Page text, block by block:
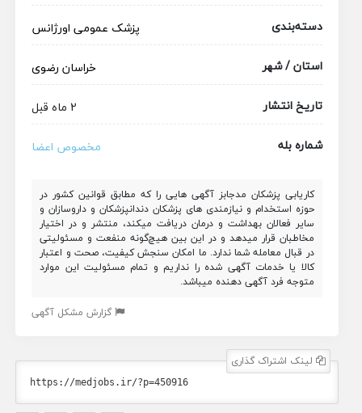
دسته‌بندی
پزشک عمومی اورژانس
استان / شهر
خراسان رضوی
تاریخ انتشار
2 ماه قبل
شماره بله
مخصوص اعضا
کاریابی پزشکان مدجابز آگهی هایی را که مطابق قوانین کشور در
حوزه استخدام و نیازمندی های پزشکان دندانپزشکان و داروسازان و
سایر فعالان بهداشت و درمان دریافت میکند، منتشر و در اختیار
مخاطبان قرار میدهد و در این بین هیچ‌گونه منفعت و مسئولیتی
در قبال معامله شما ندارد. ما امکان سنجش کیفیت، صحت و اعتبار
کالا یا خدمات آگهی شده را نداریم و تمام مسئولیت این موارد
متوجه فرد آگهی دهنده میباشد.
گزارش مشکل آگهی
لینک اشتراک گذاری